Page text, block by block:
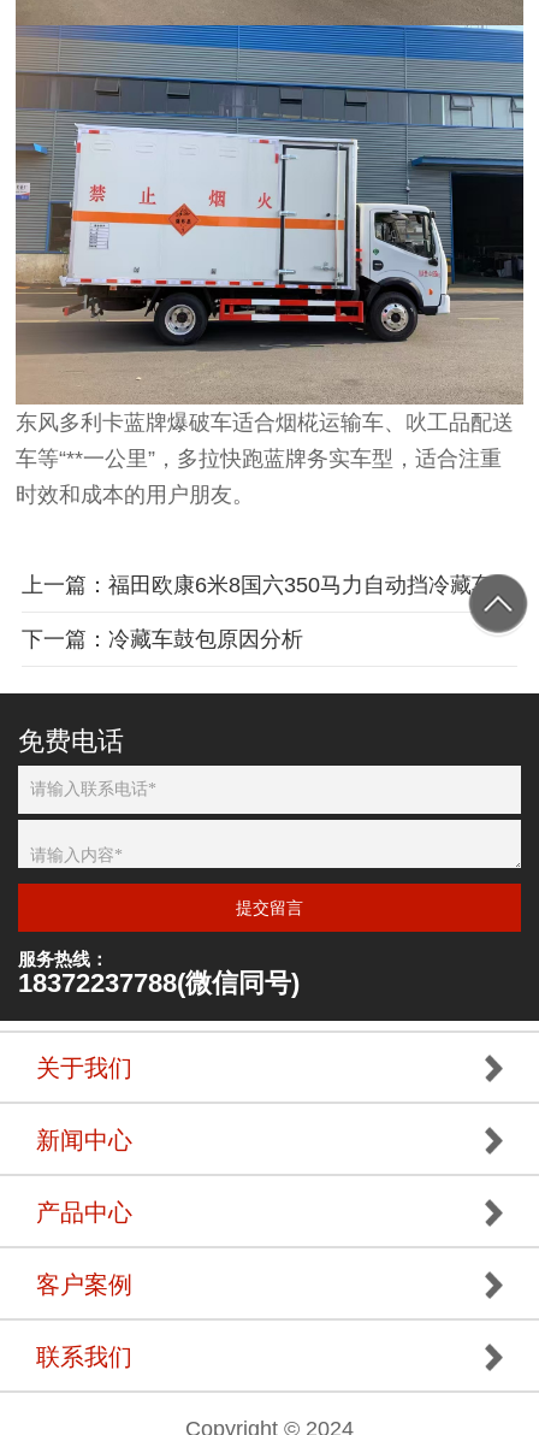
东风多利卡蓝牌爆破车适合烟椛运输车、吙工品配送
车等“**一公里”，多拉快跑蓝牌务实车型，适合注重
时效和成本的用户朋友。
上一篇：福田欧康6米8国六350马力自动挡冷藏车
下一篇：冷藏车鼓包原因分析
免费电话
提交留言
服务热线：
18372237788(微信同号)
关于我们
新闻中心
产品中心
客户案例
联系我们
Copyright © 2024